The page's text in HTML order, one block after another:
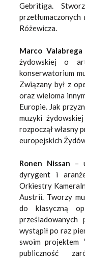
Gebritiga.
Różewicza.
Marco Valabrega
żydowskiej o
konserwatorium
Związany był z
oraz wieloma
Europie. Jak
muzyki
rozpoczął własny
europejskich
Ronen Nissan –
dyrygent i
Orkiestry
Austrii. Tworzy
do klasyczną
wystąpił po raz
swoim projektem
publiczność